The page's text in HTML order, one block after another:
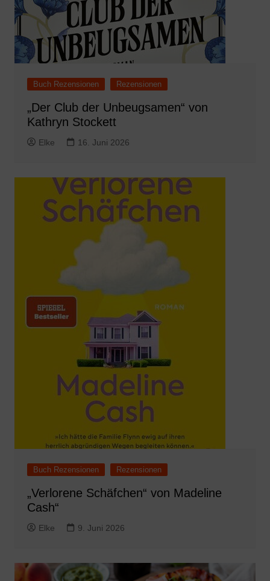
Buch Rezensionen Rezensionen
„Der Club der Unbeugsamen“ von
Kathryn Stockett
Elke 16. Juni 2026
Buch Rezensionen Rezensionen
„Verlorene Schäfchen“ von Madeline
Cash“
Elke 9. Juni 2026